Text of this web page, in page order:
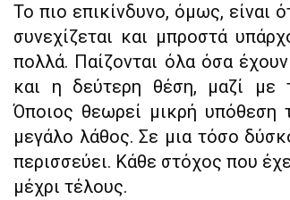
Το πιο επικίνδυνο, όμως, είναι
συνεχίζεται και μπροστά
πολλά. Παίζονται όλα όσα
και η δεύτερη θέση, μαζί με
Όποιος θεωρεί μικρή υπόθεση
μεγάλο λάθος. Σε μια τόσο
περισσεύει. Κάθε στόχος που
μέχρι τέλους.